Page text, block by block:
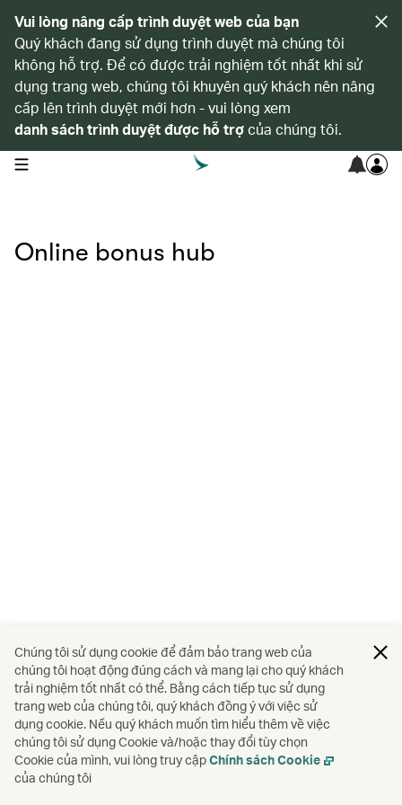
Vui lòng nâng cấp trình duyệt web của bạn
Quý khách đang sử dụng trình duyệt mà chúng tôi
không hỗ trợ. Để có được trải nghiệm tốt nhất khi sử
dụng trang web, chúng tôi khuyên quý khách nên nâng
cấp lên trình duyệt mới hơn - vui lòng xem
danh sách trình duyệt được hỗ trợcủa chúng tôi.
open navigation menu
Online bonus hub
Chúng tôi sử dụng cookie để đảm bảo trang web của
chúng tôi hoạt động đúng cách và mang lại cho quý khách
trải nghiệm tốt nhất có thể. Bằng cách tiếp tục sử dụng
trang web của chúng tôi, quý khách đồng ý với việc sử
dụng cookie. Nếu quý khách muốn tìm hiểu thêm về việc
chúng tôi sử dụng Cookie và/hoặc thay đổi tùy chọn
Cookie của mình, vui lòng truy cậpChính sách Cookie
của chúng tôi